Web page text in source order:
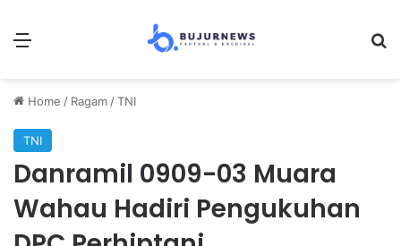
Home / Ragam /TNI
TNI
Danramil 0909-03 Muara
Wahau Hadiri Pengukuhan